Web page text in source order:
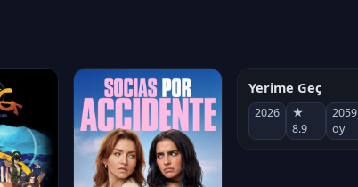
Yerime Geç
2026
★
8.9
2059
oy